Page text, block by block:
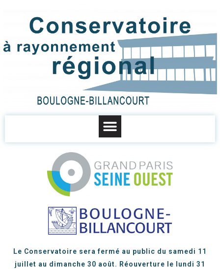
Le Conservatoire sera fermé au public du samedi 11
juillet au dimanche 30 août. Réouverture le lundi 31